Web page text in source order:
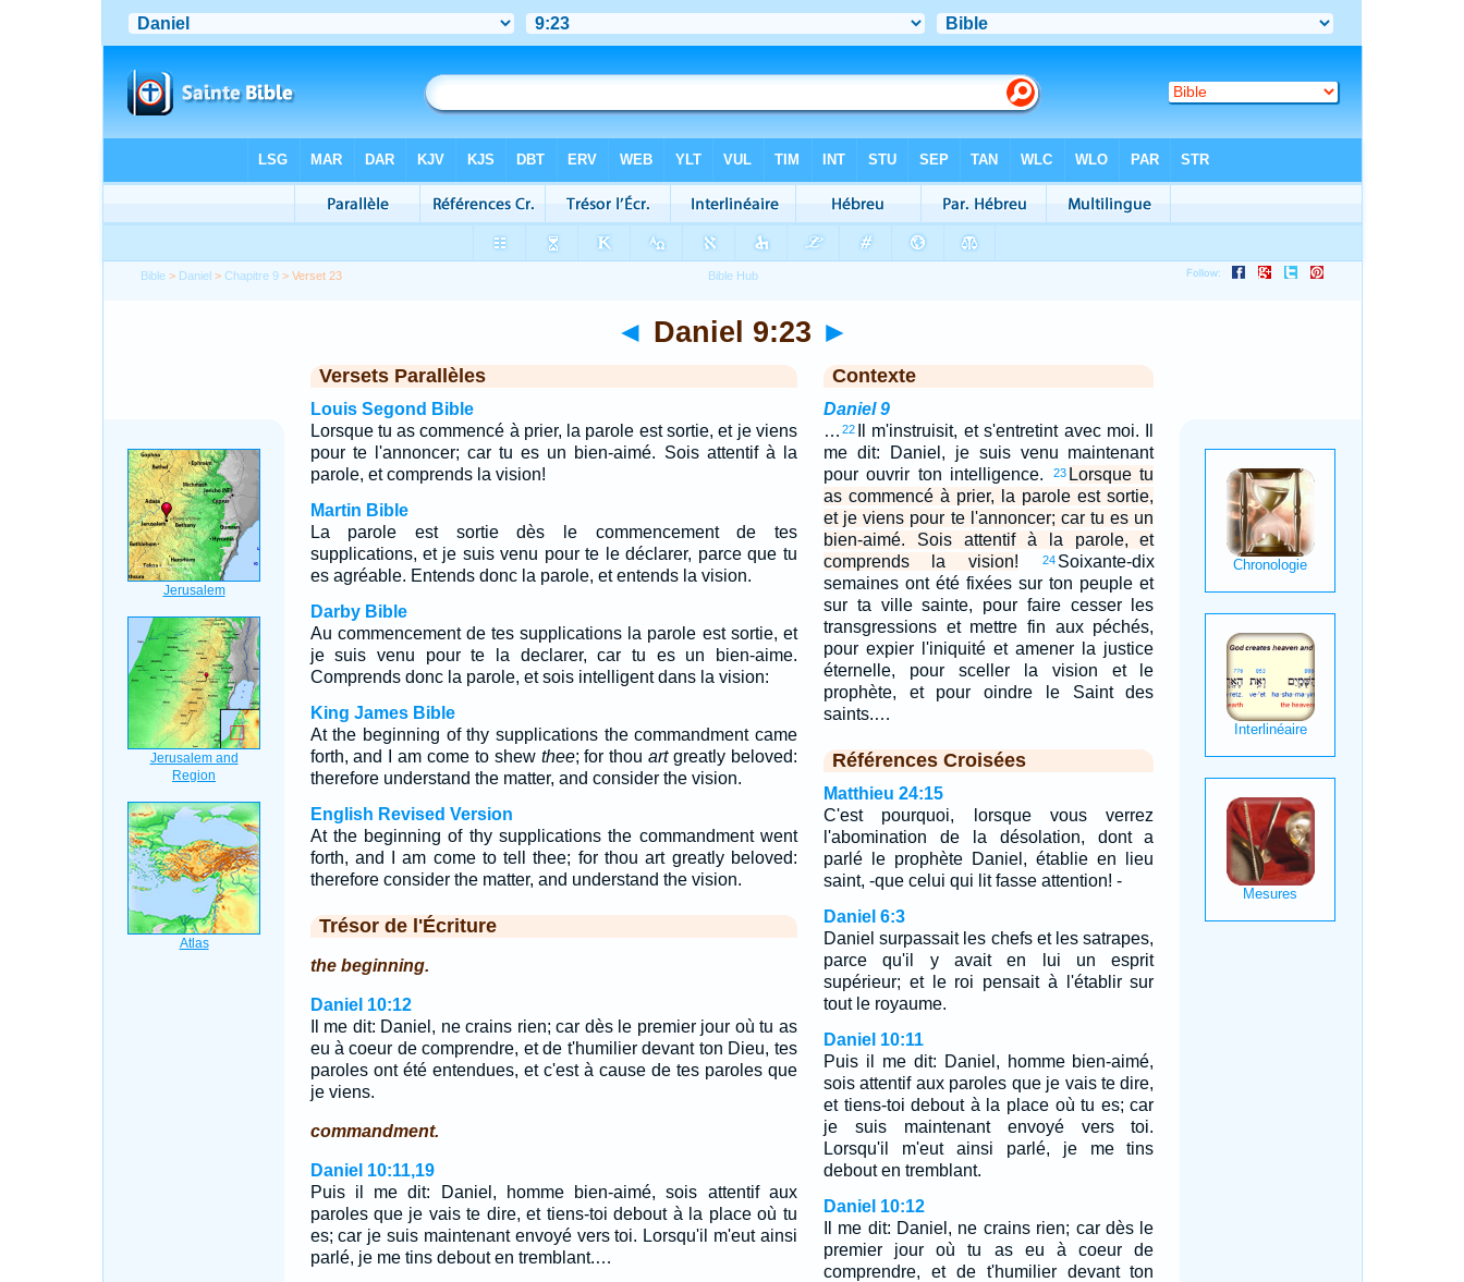
Bible > Daniel >Chapitre 9 > Verset 23
◄ Daniel 9:23 ►
Versets Parallèles
Louis Segond Bible
Lorsque tu as commencé à prier, la parole est sortie, et je viens
pour te l'annoncer; car tu es un bien-aimé. Sois attentif à la
parole, et comprends la vision!
Martin Bible
La parole est sortie dès le commencement de tes
supplications, et je suis venu pour te le déclarer, parce que tu
es agréable. Entends donc la parole, et entends la vision.
Darby Bible
Au commencement de tes supplications la parole est sortie, et
je suis venu pour te la declarer, car tu es un bien-aime.
Comprends donc la parole, et sois intelligent dans la vision:
King James Bible
At the beginning of thy supplications the commandment came
forth, and I am come to shew thee; for thouartgreatly beloved:
therefore understand the matter, and consider the vision.
English Revised Version
At the beginning of thy supplications the commandment went
forth, and I am come to tell thee; for thou art greatly beloved:
therefore consider the matter, and understand the vision.
Trésor de l'Écriture
the beginning.
Daniel 10:12
Il me dit: Daniel, ne crains rien; car dès le premier jour où tu as
eu à coeur de comprendre, et de t'humilier devant ton Dieu, tes
paroles ont été entendues, et c'est à cause de tes paroles que
je viens.
commandment.
Daniel 10:11,19
Puis il me dit: Daniel, homme bien-aimé, sois attentif aux
paroles que je vais te dire, et tiens-toi debout à la place où tu
es; car je suis maintenant envoyé vers toi. Lorsqu'il m'eut ainsi
parlé, je me tins debout en tremblant.…
Contexte
Daniel 9
… 22
Il m'instruisit, et s'entretint avec moi. Il
me dit: Daniel, je suis venu maintenant
pour ouvrir ton intelligence.
23 Lorsque tu
as commencé à prier, la parole est sortie,
et je viens pour te l'annoncer; car tu es un
bien-aimé. Sois attentif à la parole, et
comprends la vision!
24 Soixante-dix
semaines ont été fixées sur ton peuple et
sur ta ville sainte, pour faire cesser les
transgressions et mettre fin aux péchés,
pour expier l'iniquité et amener la justice
éternelle, pour sceller la vision et le
prophète, et pour oindre le Saint des
saints.…
Références Croisées
Matthieu 24:15
C'est pourquoi, lorsque vous verrez
l'abomination de la désolation, dont a
parlé le prophète Daniel, établie en lieu
saint, -que celui qui lit fasse attention! -
Daniel 6:3
Daniel surpassait les chefs et les satrapes,
parce qu'il y avait en lui un esprit
supérieur; et le roi pensait à l'établir sur
tout le royaume.
Daniel 10:11
Puis il me dit: Daniel, homme bien-aimé,
sois attentif aux paroles que je vais te dire,
et tiens-toi debout à la place où tu es; car
je suis maintenant envoyé vers toi.
Lorsqu'il m'eut ainsi parlé, je me tins
debout en tremblant.
Daniel 10:12
Il me dit: Daniel, ne crains rien; car dès le
premier jour où tu as eu à coeur de
comprendre, et de t'humilier devant ton